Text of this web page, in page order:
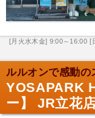
[月火水木金] 9:00～16:00 [
ルルオンで感動の
YOSAPARK
ー】 JR立花